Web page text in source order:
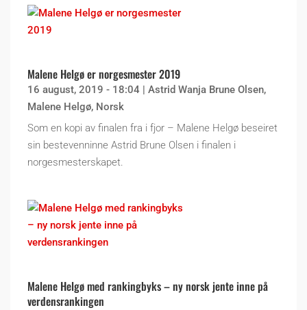
Malene Helgø er norgesmester 2019
16 august, 2019 - 18:04 | Astrid Wanja Brune Olsen,
Malene Helgø, Norsk
Som en kopi av finalen fra i fjor – Malene Helgø beseiret
sin bestevenninne Astrid Brune Olsen i finalen i
norgesmesterskapet.
Malene Helgø med rankingbyks – ny norsk jente inne på
verdensrankingen